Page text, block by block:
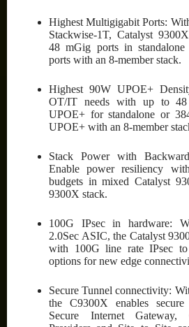
Highest Multigigabit Ports:
Stackwise-1T, Catalyst
48 mGig ports in
ports with an 8-member stack.
Highest 90W UPOE+
OT/IT needs with up to
UPOE+ for standalone or
UPOE+ with an 8-member
Stack Power with
Enable power resiliency
budgets in mixed Catalyst
9300X stack.
100G IPsec in hardware:
2.0Sec ASIC, the Catalyst
with 100G line rate IPsec to
options for new edge
Secure Tunnel connectivity:
the C9300X enables
Secure Internet Gateway,